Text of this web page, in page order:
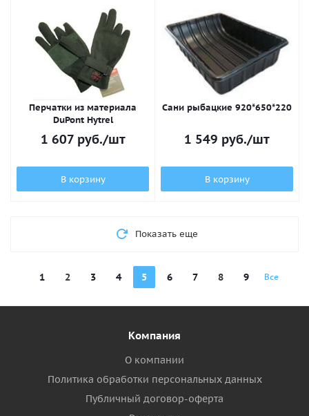
Перчатки из материала
DuPont Hytrel
1 607руб./шт
В корзину
Сани рыбацкие 920*650*220
1 549 руб./шт
В корзину
Показать еще
1 2 3 4 5 6 7 8 9 Все
Компания
О компании
Политика обработки персональных данных
Публичный договор-оферта